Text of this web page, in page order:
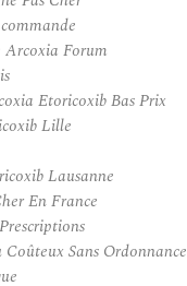
Arcoxia Forum
Etoricoxib Bas Prix
Lille
Lausanne
En France
Sans Ordonnance